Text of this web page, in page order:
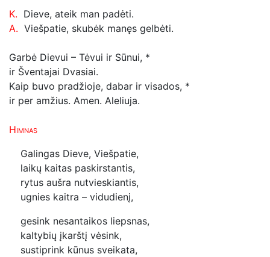
K. Dieve, ateik man padėti.
A. Viešpatie, skubėk manęs gelbėti.
Garbė Dievui – Tėvui ir Sūnui, *
ir Šventajai Dvasiai.
Kaip buvo pradžioje, dabar ir visados, *
ir per amžius. Amen. Aleliuja.
Himnas
Galingas Dieve, Viešpatie,
laikų kaitas paskirstantis,
rytus aušra nutvieskiantis,
ugnies kaitra – vidudienį,
gesink nesantaikos liepsnas,
kaltybių įkarštį vėsink,
sustiprink kūnus sveikata,